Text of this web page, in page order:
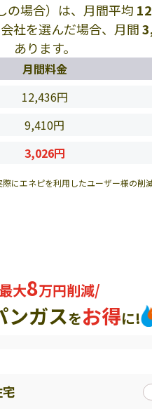
の場合）は、月間平均
社を選んだ場合、月間
あります。
月間料金
12,436円
9,410円
3,026円
エネピを利用したユーザー様の削
大8万円削減/
ンガスをお得に!